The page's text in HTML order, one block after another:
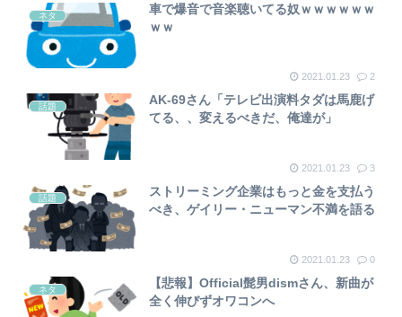
ネタ
車で爆音で音楽聴いてる奴ｗｗｗｗｗｗ
ｗｗ
2021.01.23 2
話題
AK-69さん「テレビ出演料タダは馬鹿げ
てる、、変えるべきだ、俺達が」
2021.01.23 3
話題
ストリーミング企業はもっと金を支払う
べき、ゲイリー・ニューマン不満を語る
2021.01.23 0
ネタ
【悲報】Official髭男dismさん、新曲が
全く伸びずオワコンへ